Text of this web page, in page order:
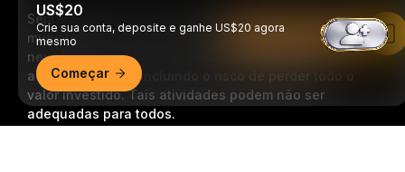
Seja o primeiro a obter insights e análises críticas do
mundo cripto: inscreva-se agora na nossa
newsletter.Todas as formas de investimentos
acarretam riscos, incluindo o risco de perder todo o
valor investido. Tais atividades podem não ser
adequadas para todos.
US$20
Crie sua conta, deposite e ganhe US$20 agora
mesmo
Começar
Leia no app da Bybit